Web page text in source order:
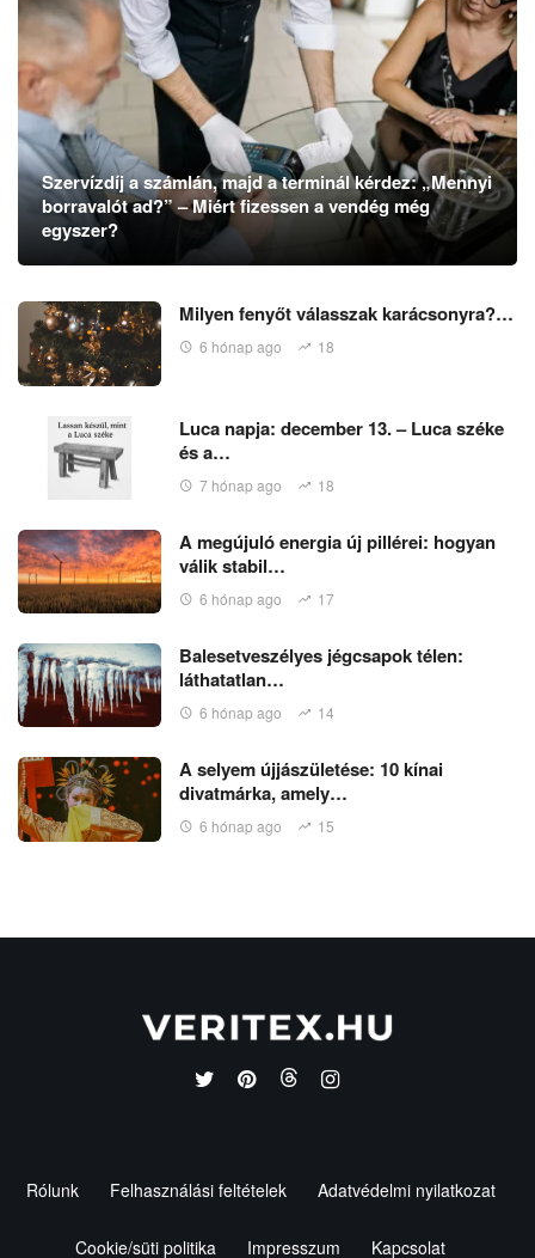
Szervízdíj a számlán, majd a terminál kérdez: „Mennyi
borravalót ad?” – Miért fizessen a vendég még
egyszer?
Milyen fenyőt válasszak karácsonyra?…
6 hónap ago 18
Luca napja: december 13. – Luca széke
és a…
7 hónap ago 18
A megújuló energia új pillérei: hogyan
válik stabil…
6 hónap ago 17
Balesetveszélyes jégcsapok télen:
láthatatlan…
6 hónap ago 14
A selyem újjászületése: 10 kínai
divatmárka, amely…
6 hónap ago 15
Rólunk Felhasználási feltételek Adatvédelmi nyilatkozat
Cookie/süti politika Impresszum Kapcsolat